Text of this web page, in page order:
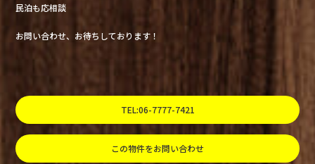
民泊も応相談
お問い合わせ、お待ちしております！
TEL:06-7777-7421
この物件をお問い合わせ